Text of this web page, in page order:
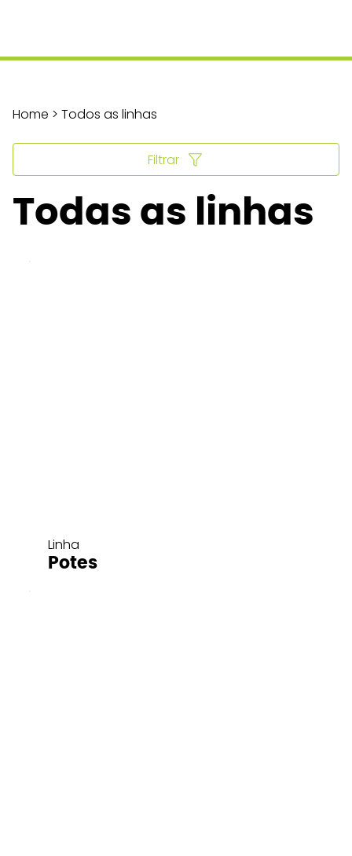
Linha
Potes
Todas as linhas
Home > Todos as linhas
Filtrar